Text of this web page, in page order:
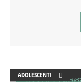
ADOLESCENTI